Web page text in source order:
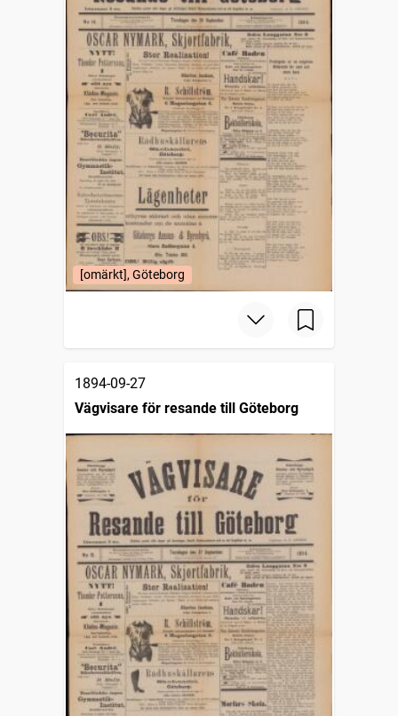
[omärkt], Göteborg
1894-09-27
Vägvisare för resande till Göteborg